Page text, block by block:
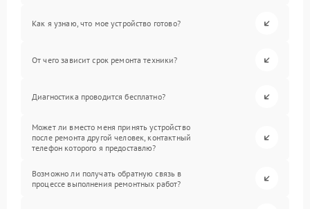
Как я узнаю, что мое устройство готово?
От чего зависит срок ремонта техники?
Диагностика проводится бесплатно?
Может ли вместо меня принять устройство
после ремонта другой человек, контактный
телефон которого я предоставлю?
Возможно ли получать обратную связь в
процессе выполнения ремонтных работ?